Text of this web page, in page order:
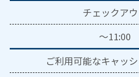
チェックア
～11:00
ご利用可能なキャッ